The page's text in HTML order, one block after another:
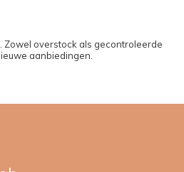
Zowel overstock als gecontroleerde
aanbiedingen.